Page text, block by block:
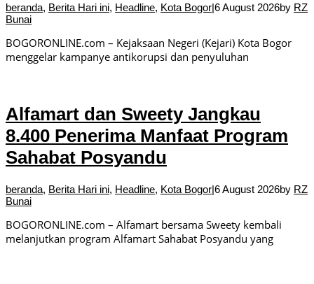
beranda, Berita Hari ini, Headline, Kota Bogor|6 August 2026by RZ
Bunai
BOGORONLINE.com – Kejaksaan Negeri (Kejari) Kota Bogor
menggelar kampanye antikorupsi dan penyuluhan
Alfamart dan Sweety Jangkau
8.400 Penerima Manfaat Program
Sahabat Posyandu
beranda, Berita Hari ini, Headline, Kota Bogor|6 August 2026by RZ
Bunai
BOGORONLINE.com – Alfamart bersama Sweety kembali
melanjutkan program Alfamart Sahabat Posyandu yang